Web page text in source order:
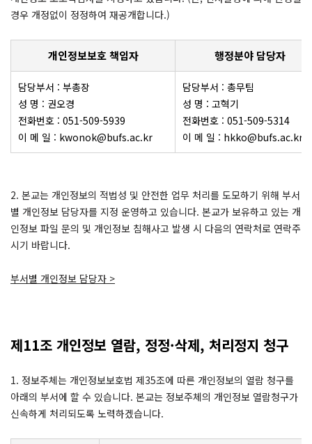
경우 개정없이 정정하여 재공개합니다.)
개인정보보호 책임자 행정분야 담당자
담당부서 : 부총장
성 명 : 권오경
전화번호 : 051-509-5939
이 메 일 : kwonok@bufs.ac.kr
담당부서 : 총무팀
성 명 : 고혁기
전화번호 : 051-509-5314
이 메 일 : hkko@bufs.ac.kr
2. 본교는 개인정보의 적법성 및 안전한 업무 처리를 도모하기 위해 부서
별 개인정보 담당자를 지정 운영하고 있습니다. 본교가 보유하고 있는 개
인정보 파일 문의 및 개인정보 침해사고 발생 시 다음의 연락처로 연락주
시기 바랍니다.
부서별 개인정보 담당자 >
제11조 개인정보 열람, 정정·삭제, 처리정지 청구
1. 정보주체는 개인정보보호법 제35조에 따른 개인정보의 열람 청구를
아래의 부서에 할 수 있습니다. 본교는 정보주체의 개인정보 열람청구가
신속하게 처리되도록 노력하겠습니다.